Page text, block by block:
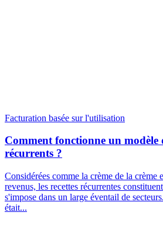
Facturation basée sur l'utilisation
Comment fonctionne un modèle
récurrents ?
Considérées comme la crème de la crème
revenus, les recettes récurrentes
s'impose dans un large éventail de
était...